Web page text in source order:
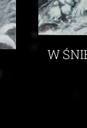
W